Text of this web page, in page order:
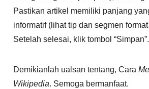
Pastikan artikel memiliki panjang
informatif (lihat tip dan segmen
Setelah selesai, klik tombol “Simpan”.
Demikianlah ualsan tentang, Cara
Wikipedia. Semoga bermanfaat.